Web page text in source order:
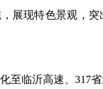
展现特色景观，突
至临沂高速、317